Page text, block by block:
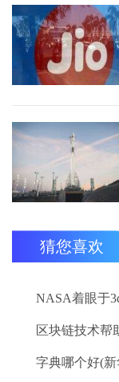
猜您喜欢
字典哪个好(